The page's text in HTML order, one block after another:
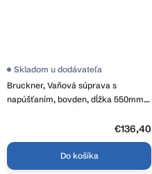
Bruckner, Vaňová súprava s
napúšťaním, bovden, dĺžka 550mm,
zátka 72mm,chróm, 164.255.1
Skladom u dodávateľa
€136,40
Do košíka